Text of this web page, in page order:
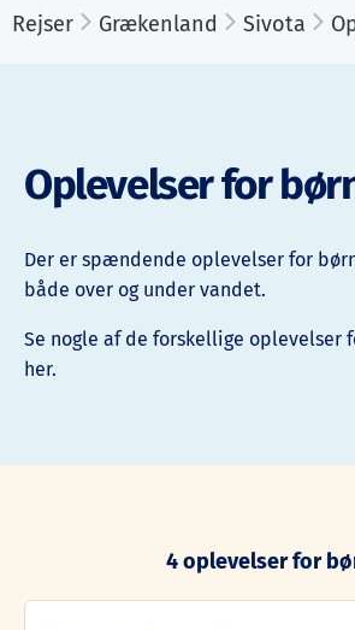
Rejser Grækenland Sivota
Oplevelser for
Der er spændende oplevelser for
både over og under vandet.
Se nogle af de forskellige oplevelser
her.
4 oplevelser for